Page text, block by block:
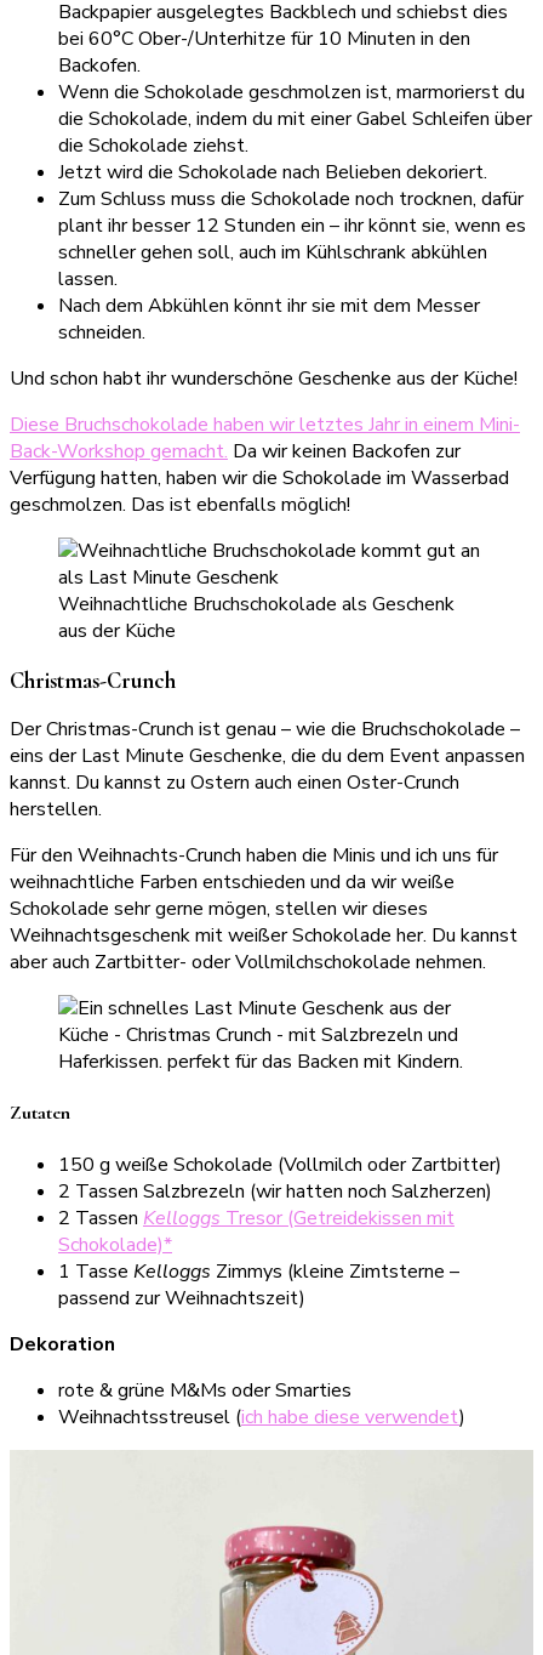
Backpapier ausgelegtes Backblech und schiebst dies
bei 60°C Ober-/Unterhitze für 10 Minuten in den
Backofen.
Wenn die Schokolade geschmolzen ist, marmorierst du
die Schokolade, indem du mit einer Gabel Schleifen über
die Schokolade ziehst.
Jetzt wird die Schokolade nach Belieben dekoriert.
Zum Schluss muss die Schokolade noch trocknen, dafür
plant ihr besser 12 Stunden ein – ihr könnt sie, wenn es
schneller gehen soll, auch im Kühlschrank abkühlen
lassen.
Nach dem Abkühlen könnt ihr sie mit dem Messer
schneiden.
Und schon habt ihr wunderschöne Geschenke aus der Küche!
Diese Bruchschokolade haben wir letztes Jahr in einem Mini-
Back-Workshop gemacht. Da wir keinen Backofen zur
Verfügung hatten, haben wir die Schokolade im Wasserbad
geschmolzen. Das ist ebenfalls möglich!
Weihnachtliche Bruchschokolade als Geschenk
aus der Küche
Christmas-Crunch
Der Christmas-Crunch ist genau – wie die Bruchschokolade –
eins der Last Minute Geschenke, die du dem Event anpassen
kannst. Du kannst zu Ostern auch einen Oster-Crunch
herstellen.
Für den Weihnachts-Crunch haben die Minis und ich uns für
weihnachtliche Farben entschieden und da wir weiße
Schokolade sehr gerne mögen, stellen wir dieses
Weihnachtsgeschenk mit weißer Schokolade her. Du kannst
aber auch Zartbitter- oder Vollmilchschokolade nehmen.
Zutaten
150 g weiße Schokolade (Vollmilch oder Zartbitter)
2 Tassen Salzbrezeln (wir hatten noch Salzherzen)
2 Tassen Kelloggs Tresor (Getreidekissen mit
Schokolade)*
1 Tasse Kelloggs Zimmys (kleine Zimtsterne –
passend zur Weihnachtszeit)
Dekoration
rote & grüne M&Ms oder Smarties
Weihnachtsstreusel (ich habe diese verwendet)